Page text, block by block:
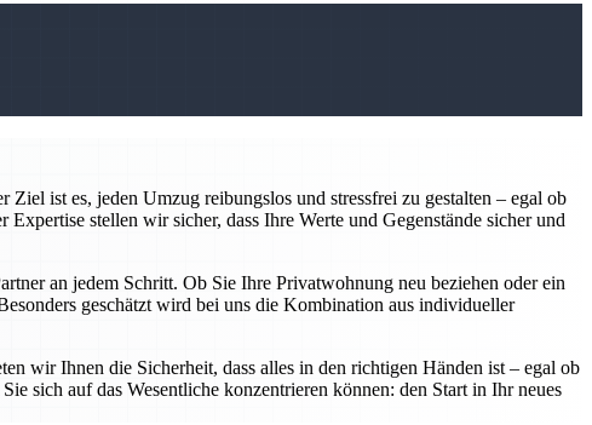
ist es, jeden Umzug reibungslos und stressfrei zu gestalten – egal ob
stellen wir sicher, dass Ihre Werte und Gegenstände sicher und
an jedem Schritt. Ob Sie Ihre Privatwohnung neu beziehen oder ein
geschätzt wird bei uns die Kombination aus individueller
wir Ihnen die Sicherheit, dass alles in den richtigen Händen ist – egal ob
sich auf das Wesentliche konzentrieren können: den Start in Ihr neues